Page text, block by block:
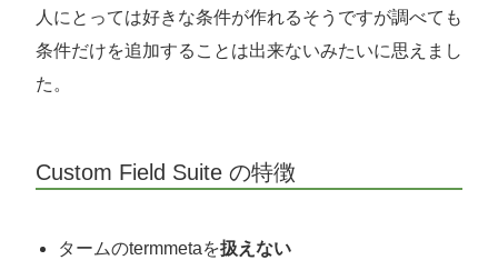
人にとっては好きな条件が作れるそうですが調べても
条件だけを追加することは出来ないみたいに思えまし
た。
Custom Field Suite の特徴
タームのtermmetaを扱えない